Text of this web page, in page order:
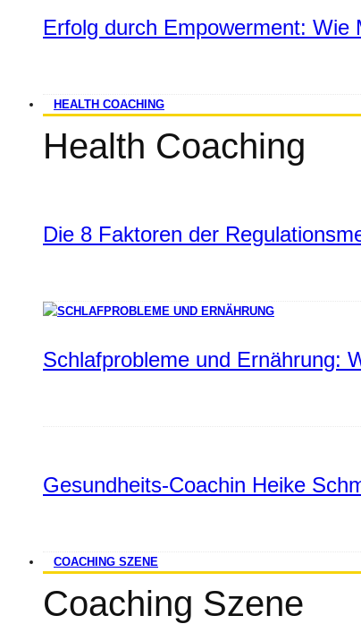
Erfolg durch Empowerment:
HEALTH COACHING
Health Coaching
Die 8 Faktoren der
Schlafprobleme und Ernährung:
Gesundheits-Coachin Heike
COACHING SZENE
Coaching Szene